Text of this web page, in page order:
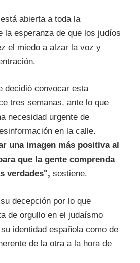
abierta a toda la
la esperanza de que los judíos
el miedo a alzar la voz y
decidió convocar esta
tres semanas, ante lo que
necesidad urgente de
en la calle.
una imagen más positiva al
que la gente comprenda
verdades", sostiene.
decepción por lo que
de orgullo en el judaísmo
identidad española como de
de la otra a la hora de